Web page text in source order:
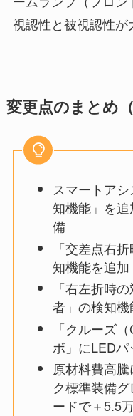
視認性と被視認性が
変更点のまとめ
スマートア
知機能」を
備
「交差点右
知機能を追加
「右左折時
者」の検知機
「クルーズ
ボ」にLED
原材料費高
ク標準装備
ードで＋5.5万